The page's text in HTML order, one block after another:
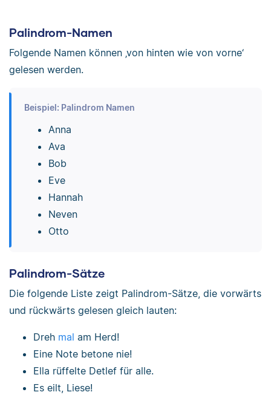
Palindrom-Namen
Folgende Namen können ‚von hinten wie von vorne‘
gelesen werden.
Beispiel: Palindrom Namen
Anna
Ava
Bob
Eve
Hannah
Neven
Otto
Palindrom-Sätze
Die folgende Liste zeigt Palindrom-Sätze, die vorwärts
und rückwärts gelesen gleich lauten:
Dreh mal am Herd!
Eine Note betone nie!
Ella rüffelte Detlef für alle.
Es eilt, Liese!